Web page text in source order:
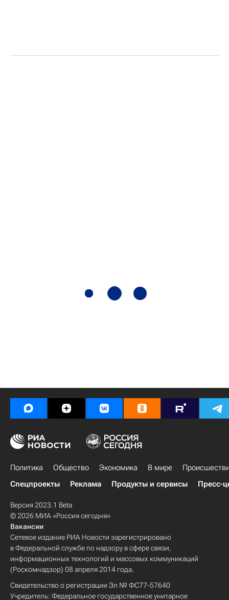
Политика Общество Экономика В мире
Спецпроекты
Реклама Продукты и сервисы Пресс-
Версия 2023.1 Beta
© 2026 МИА «Россия сегодня»
Вакансии
Сетевое издание РИА Новости зарегистрировано
в Федеральной службе по надзору в сфере связи,
информационных технологий и массовых коммуникаций
(Роскомнадзор) 08 апреля 2014 года.
Свидетельство о регистрации Эл № ФС77-57640
Учредитель: Федеральное государственное унитарное